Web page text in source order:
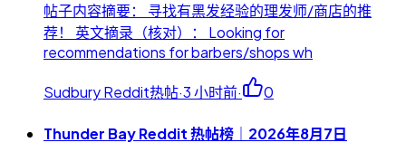
帖子内容摘要： 寻找有黑发经验的理发师/商店的推
荐！ 英文摘录（核对）： Looking for
recommendations for barbers/shops wh
Sudbury Reddit热帖·3 小时前· 0
Thunder Bay Reddit 热帖榜｜2026年8月7日